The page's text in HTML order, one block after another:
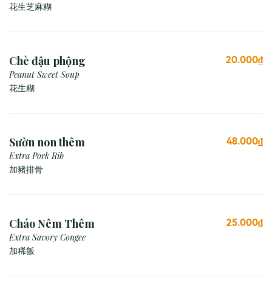
花生芝麻糊
Chè đậu phộng
Peanut Sweet Soup
花生糊
20.000₫
Sườn non thêm
Extra Pork Rib
加豬排骨
48.000₫
Cháo Nêm Thêm
Extra Savory Congee
加稀飯
25.000₫